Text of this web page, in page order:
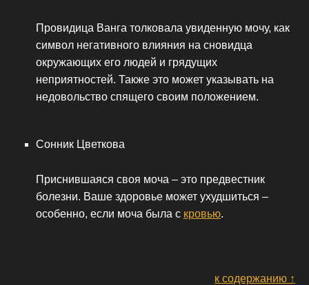
Провидица Ванга толковала увиденную мочу, как
символ негативного влияния на сновидца
окружающих его людей и грядущих
неприятностей. Также это может указывать на
недовольство спящего своим положением.
Сонник Цветкова
Приснившаяся своя моча – это предвестник
болезни. Ваше здоровье может ухудшиться –
особенно, если моча была с кровью.
к содержанию ↑